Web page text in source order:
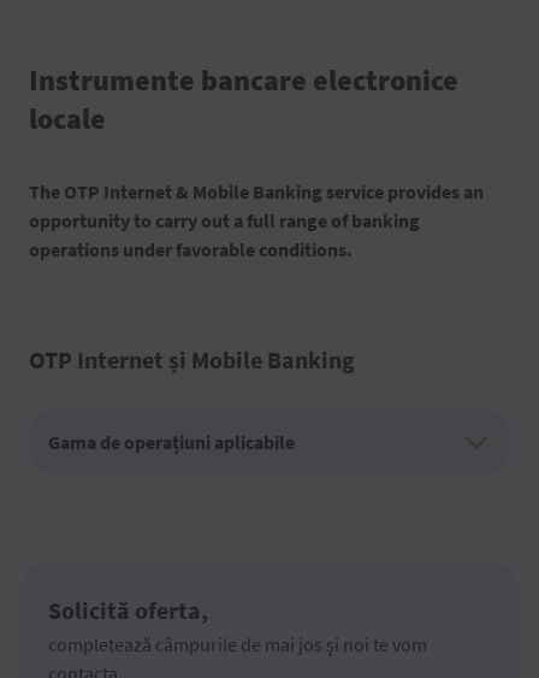
Instrumente bancare electronice
locale
The OTP Internet & Mobile Banking service provides an
opportunity to carry out a full range of banking
operations under favorable conditions.
OTP Internet și Mobile Banking
Gama de operațiuni aplicabile
Solicită oferta,
completează câmpurile de mai jos și noi te vom
contacta